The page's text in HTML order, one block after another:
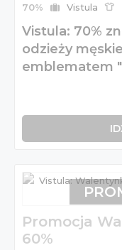
70% Vistula
Vistula: 70%
odzieży
emblematem
Promocja
60%